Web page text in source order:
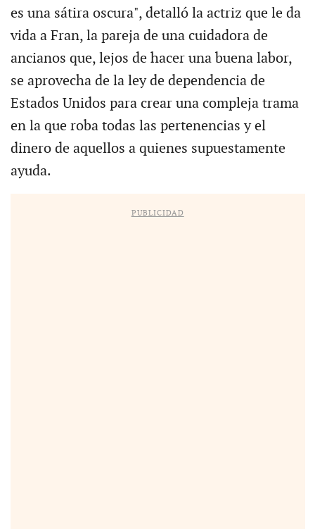
es una sátira oscura", detalló la actriz que le da
vida a Fran, la pareja de una cuidadora de
ancianos que, lejos de hacer una buena labor,
se aprovecha de la ley de dependencia de
Estados Unidos para crear una compleja trama
en la que roba todas las pertenencias y el
dinero de aquellos a quienes supuestamente
ayuda.
PUBLICIDAD